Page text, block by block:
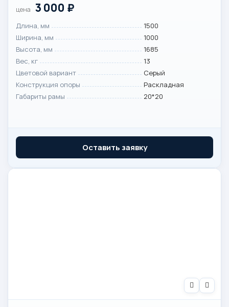
цена 3 000 ₽
Длина, мм
1500
Ширина, мм
1000
Высота, мм
1685
Вес, кг
13
Цветовой вариант
Серый
Конструкция опоры
Раскладная
Габариты рамы
20*20
Оставить заявку